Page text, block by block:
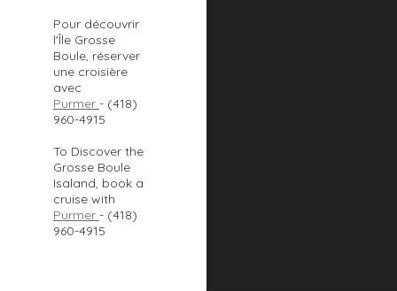
Pour découvrir
l'Île Grosse
Boule, réserver
une croisière
avec
Purmer - (418)
960-4915
To Discover the
Grosse Boule
Isaland, book a
cruise with
Purmer - (418)
960-4915